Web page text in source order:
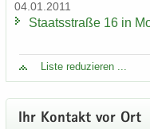
04.01.2011
Staats­stra­ße 16 in
Liste re­du­zie­ren ...
Ihr Kon­takt vor Ort